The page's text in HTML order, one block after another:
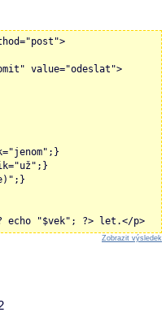
value="odeslat">
echo "$vek"; ?> let.</p>
Zobrazit výsledek